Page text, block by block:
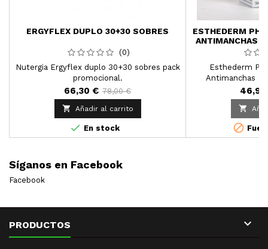
ERGYFLEX DUPLO 30+30 SOBRES
(0)
Nutergia Ergyflex duplo 30+30 sobres pack
promocional.
66,30 € 78,00 €

Añadir al carrito
 En stock
ESTHEDERM
ANTIMANCHAS
Esthederm
Antimanchas


Síganos en Facebook
Facebook
PRODUCTOS 